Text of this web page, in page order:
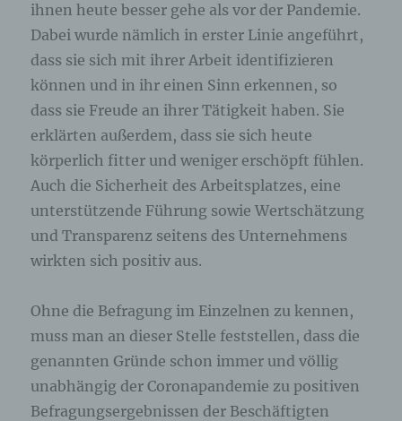
ihnen heute besser gehe als vor der Pandemie.
Dabei wurde nämlich in erster Linie angeführt,
dass sie sich mit ihrer Arbeit identifizieren
können und in ihr einen Sinn erkennen, so
dass sie Freude an ihrer Tätigkeit haben. Sie
erklärten außerdem, dass sie sich heute
körperlich fitter und weniger erschöpft fühlen.
Auch die Sicherheit des Arbeitsplatzes, eine
unterstützende Führung sowie Wertschätzung
und Transparenz seitens des Unternehmens
wirkten sich positiv aus.
Ohne die Befragung im Einzelnen zu kennen,
muss man an dieser Stelle feststellen, dass die
genannten Gründe schon immer und völlig
unabhängig der Coronapandemie zu positiven
Befragungsergebnissen der Beschäftigten
Die Registrierung der betroffenen Person unter
freiwilliger Angabe personenbezogener Daten
dient dem für die Verarbeitung Verantwortlichen
dazu, der betroffenen Person Inhalte oder
Leistungen anzubieten, die aufgrund der Natur der
Sache nur registrierten Benutzern angeboten
werden können. Registrierten Personen steht die
Möglichkeit frei, die bei der Registrierung
angegebenen personenbezogenen Daten
jederzeit abzuändern oder vollständig aus dem
Datenbestand des für die Verarbeitung
Verantwortlichen löschen zu lassen.
Der für die Verarbeitung Verantwortliche erteilt
jeder betroffenen Person jederzeit auf Anfrage
Daten über die betroffene Person gespeichert sind.
Ferner berichtigt oder löscht der für die
Verarbeitung Verantwortliche personenbezogene
Daten auf Wunsch oder Hinweis der betroffenen
Person, soweit dem keine gesetzlichen
Aufbewahrungspflichten entgegenstehen. Die
Gesamtheit der Mitarbeiter des für die Verarbeitung